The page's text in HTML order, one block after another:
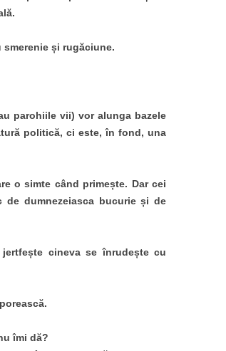
și rugăciune.
parohiile vii) vor alunga bazele
politică, ci este, în fond, una
o simte când primește. Dar cei
dumnezeiasca bucurie și de
cineva se înrudește cu
îmi dă?